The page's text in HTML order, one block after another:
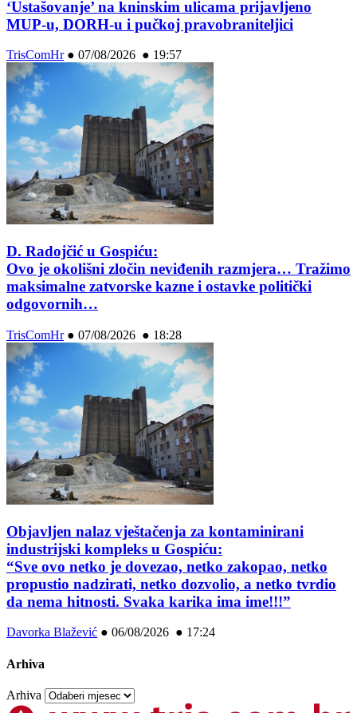
‘Ustašovanje’ na kninskim ulicama prijavljeno
MUP-u, DORH-u i pučkoj pravobraniteljici
TrisComHr● 07/08/2026 ● 19:57
D. Radojčić u Gospiću:
Ovo je okolišni zločin neviđenih razmjera… Tražimo
maksimalne zatvorske kazne i ostavke politički
odgovornih…
TrisComHr● 07/08/2026 ● 18:28
Objavljen nalaz vještačenja za kontaminirani
industrijski kompleks u Gospiću:
“Sve ovo netko je dovezao, netko zakopao, netko
propustio nadzirati, netko dozvolio, a netko tvrdio
da nema hitnosti. Svaka karika ima ime!!!”
Davorka Blažević ● 06/08/2026 ● 17:24
Arhiva
Arhiva